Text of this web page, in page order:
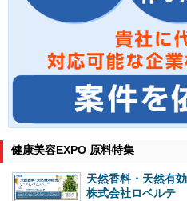
健康美容EXPO 原料特集
天然香料・天然有
株式会社ロベルテ